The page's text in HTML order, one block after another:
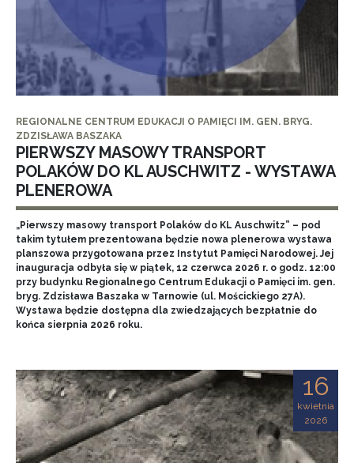
REGIONALNE CENTRUM EDUKACJI O PAMIĘCI IM. GEN. BRYG.
ZDZISŁAWA BASZAKA
PIERWSZY MASOWY TRANSPORT
POLAKÓW DO KL AUSCHWITZ - WYSTAWA
PLENEROWA
„Pierwszy masowy transport Polaków do KL Auschwitz” – pod
takim tytułem prezentowana będzie nowa plenerowa wystawa
planszowa przygotowana przez Instytut Pamięci Narodowej. Jej
inauguracja odbyła się w piątek, 12 czerwca 2026 r. o godz. 12:00
przy budynku Regionalnego Centrum Edukacji o Pamięci im. gen.
bryg. Zdzisława Baszaka w Tarnowie (ul. Mościckiego 27A).
Wystawa będzie dostępna dla zwiedzających bezpłatnie do
końca sierpnia 2026 roku.
16
kwietnia
2026